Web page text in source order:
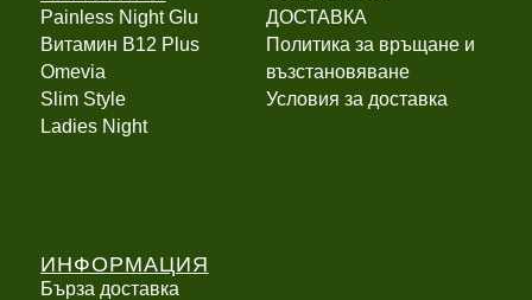
Painless Night Glu
Витамин B12 Plus
Оmevia
Slim Style
Ladies Night
ДОСТАВКА
Политика за връщане и
възстановяване
Условия за доставка
ИНФОРМАЦИЯ
Бърза доставка